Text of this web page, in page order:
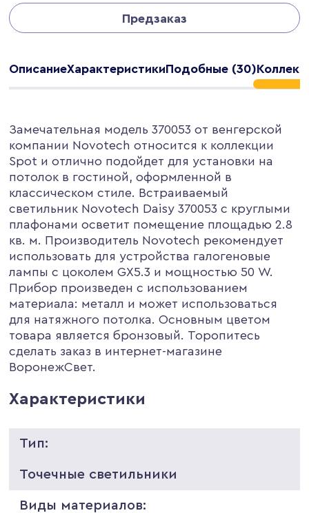
Предзаказ
ОписаниеХарактеристикиПодобные (30)
Замечательная модель 370053 от венгерской
компании Novotech относится к коллекции
Spot и отлично подойдет для установки на
потолок в гостиной, оформленной в
классическом стиле. Встраиваемый
светильник Novotech Daisy 370053 с круглыми
плафонами осветит помещение площадью 2.8
кв. м. Производитель Novotech рекомендует
использовать для устройства галогеновые
лампы с цоколем GX5.3 и мощностью 50 W.
Прибор произведен с использованием
материала: металл и может использоваться
для натяжного потолка. Основным цветом
товара является бронзовый. Торопитесь
сделать заказ в интернет-магазине
ВоронежСвет.
Характеристики
Тип:
Точечные светильники
Виды материалов: